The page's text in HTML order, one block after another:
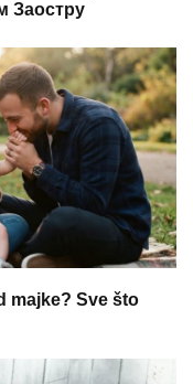
Заостру
majke? Sve što